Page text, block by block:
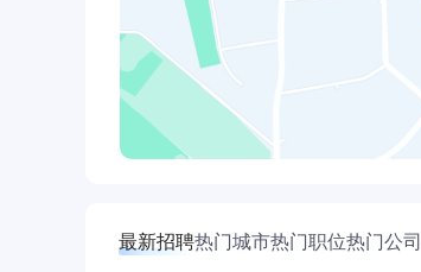
最新招聘热门城市热门职位热门公司